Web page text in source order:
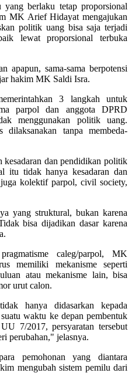
berlaku tetap proporsional
MK Arief Hidayat mengajukan
politik uang bisa saja terjadi
lewat proporsional terbuka
apapun, sama-sama berpotensi
hakim MK Saldi Isra.
3 langkah untuk
parpol dan anggota DPRD
menggunakan politik uang.
dilaksanakan tanpa membeda-
kesadaran dan pendidikan politik
itu tidak hanya kesadaran dan
kolektif parpol, civil society,
yang struktural, bukan karena
bisa dijadikan dasar karena
caleg/parpol, MK
memiliki mekanisme seperti
atau mekanisme lain, bisa
urut calon.
hanya didasarkan kepada
waktu ke depan pembentuk
7/2017, persyaratan tersebut
perubahan," jelasnya.
pemohonan yang diantara
mengubah sistem pemilu dari